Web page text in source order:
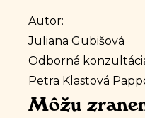
Autor:
Juliana Gubišová
Odborná
Petra Klastová
Môžu